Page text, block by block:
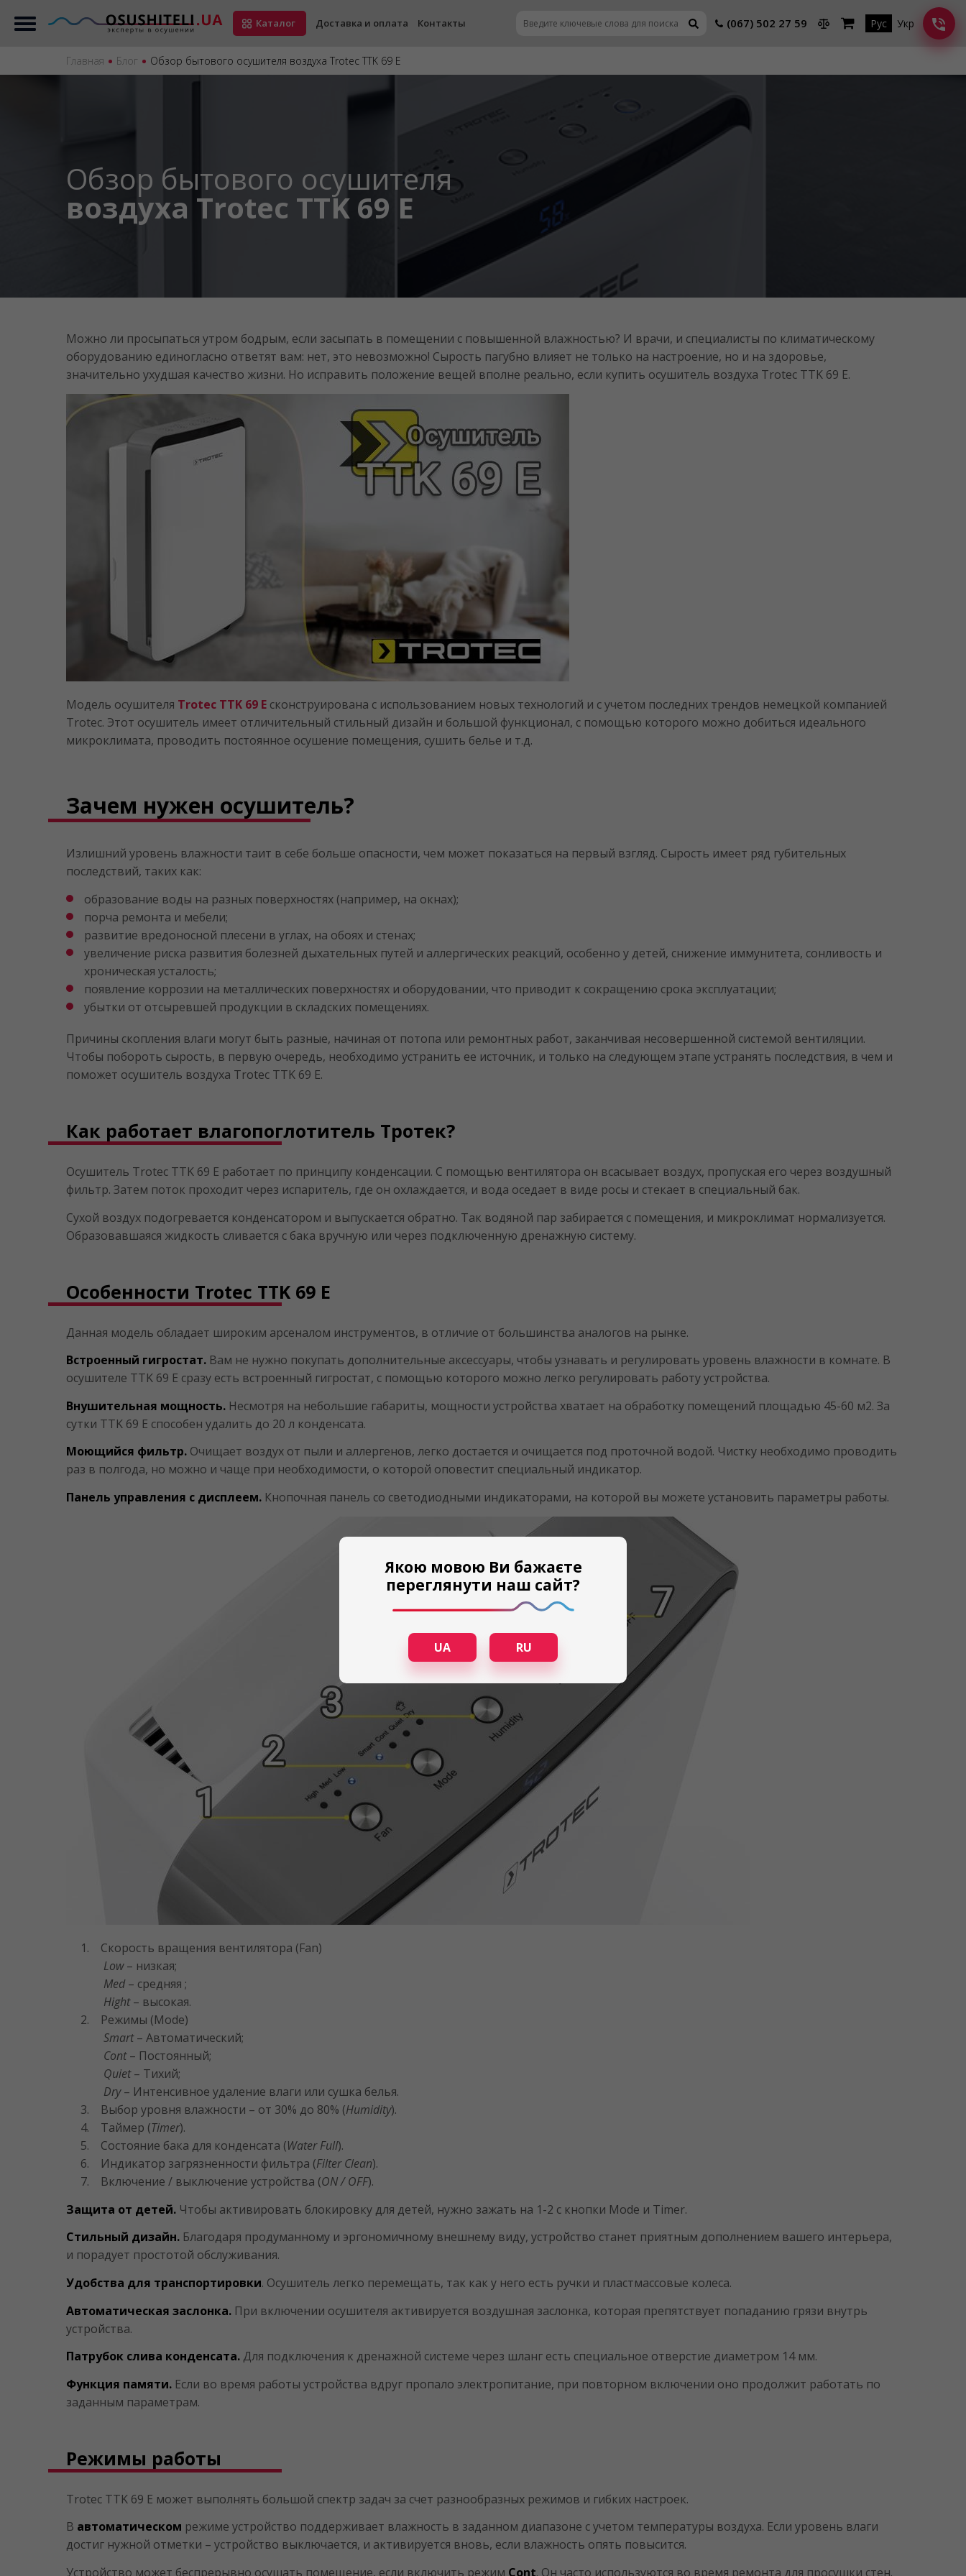
Каталог Доставка и оплата Контакты (067) 502 27 59 Рус Укр
Главная Блог Обзор бытового осушителя воздуха Trotec TTK 69 E
Обзор бытового осушителя
воздуха Trotec TTK 69 E
Можно ли просыпаться утром бодрым, если засыпать в помещении с повышенной влажностью? И врачи, и специалисты по климатическому
оборудованию единогласно ответят вам: нет, это невозможно! Сырость пагубно влияет не только на настроение, но и на здоровье,
значительно ухудшая качество жизни. Но исправить положение вещей вполне реально, если купить осушитель воздуха Trotec TTK 69 E.
Модель осушителя Trotec TTK 69 E сконструирована с использованием новых технологий и с учетом последних трендов немецкой компанией
Trotec. Этот осушитель имеет отличительный стильный дизайн и большой функционал, с помощью которого можно добиться идеального
микроклимата, проводить постоянное осушение помещения, сушить белье и т.д.
Зачем нужен осушитель?
Излишний уровень влажности таит в себе больше опасности, чем может показаться на первый взгляд. Сырость имеет ряд губительных
последствий, таких как:
образование воды на разных поверхностях (например, на окнах);
порча ремонта и мебели;
развитие вредоносной плесени в углах, на обоях и стенах;
увеличение риска развития болезней дыхательных путей и аллергических реакций, особенно у детей, снижение иммунитета, сонливость и
хроническая усталость;
появление коррозии на металлических поверхностях и оборудовании, что приводит к сокращению срока эксплуатации;
убытки от отсыревшей продукции в складских помещениях.
Причины скопления влаги могут быть разные, начиная от потопа или ремонтных работ, заканчивая несовершенной системой вентиляции.
Чтобы побороть сырость, в первую очередь, необходимо устранить ее источник, и только на следующем этапе устранять последствия, в чем и
поможет осушитель воздуха Trotec TTK 69 E.
Как работает влагопоглотитель Тротек?
Осушитель Trotec TTK 69 E работает по принципу конденсации. С помощью вентилятора он всасывает воздух, пропуская его через воздушный
фильтр. Затем поток проходит через испаритель, где он охлаждается, и вода оседает в виде росы и стекает в специальный бак.
Сухой воздух подогревается конденсатором и выпускается обратно. Так водяной пар забирается с помещения, и микроклимат нормализуется.
Образовавшаяся жидкость сливается с бака вручную или через подключенную дренажную систему.
Особенности Trotec TTK 69 E
Данная модель обладает широким арсеналом инструментов, в отличие от большинства аналогов на рынке.
Встроенный гигростат. Вам не нужно покупать дополнительные аксессуары, чтобы узнавать и регулировать уровень влажности в комнате. В
осушителе TTK 69 E сразу есть встроенный гигростат, с помощью которого можно легко регулировать работу устройства.
Внушительная мощность. Несмотря на небольшие габариты, мощности устройства хватает на обработку помещений площадью 45-60 м2. За
сутки TTK 69 E способен удалить до 20 л конденсата.
Моющийся фильтр. Очищает воздух от пыли и аллергенов, легко достается и очищается под проточной водой. Чистку необходимо проводить
раз в полгода, но можно и чаще при необходимости, о которой оповестит специальный индикатор.
Панель управления с дисплеем. Кнопочная панель со светодиодными индикаторами, на которой вы можете установить параметры работы.
1. Скорость вращения вентилятора (Fan)
Low– низкая;
Med– средняя ;
Hight– высокая.
2. Режимы (Mode)
Smart– Автоматический;
Cont– Постоянный;
Quiet– Тихий;
Dry– Интенсивное удаление влаги или сушка белья.
3. Выбор уровня влажности – от 30% до 80% (Humidity).
4. Таймер (Timer).
5. Состояние бака для конденсата (Water Full).
6. Индикатор загрязненности фильтра (Filter Clean).
7. Включение / выключение устройства (ON / OFF).
Защита от детей. Чтобы активировать блокировку для детей, нужно зажать на 1-2 с кнопки Mode и Timer.
Стильный дизайн. Благодаря продуманному и эргономичному внешнему виду, устройство станет приятным дополнением вашего интерьера,
и порадует простотой обслуживания.
Удобства для транспортировки. Осушитель легко перемещать, так как у него есть ручки и пластмассовые колеса.
Автоматическая заслонка. При включении осушителя активируется воздушная заслонка, которая препятствует попаданию грязи внутрь
устройства.
Патрубок слива конденсата. Для подключения к дренажной системе через шланг есть специальное отверстие диаметром 14 мм.
Функция памяти. Если во время работы устройства вдруг пропало электропитание, при повторном включении оно продолжит работать по
заданным параметрам.
Режимы работы
Trotec TTK 69 E может выполнять большой спектр задач за счет разнообразных режимов и гибких настроек.
В автоматическом режиме устройство поддерживает влажность в заданном диапазоне с учетом температуры воздуха. Если уровень влаги
достиг нужной отметки – устройство выключается, и активируется вновь, если влажность опять повысится.
Устройство может беспрерывно осушать помещение, если включить режим Cont. Он часто используются во время ремонта для просушки стен.
Якою мовою Ви бажаєте
переглянути наш сайт?
UA RU